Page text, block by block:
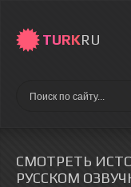
TURKRU
СМОТРЕТЬ
РУССКОМ